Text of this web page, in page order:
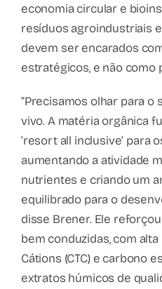
economia circular e
resíduos agroindustriais
devem ser encarados
estratégicos, e não como
“Precisamos olhar para o
vivo. A matéria orgânica
‘resort all inclusive’ para
aumentando a atividade
nutrientes e criando um
equilibrado para o
disse Brener. Ele
bem conduzidas, com
Cátions (CTC) e carbono
extratos húmicos de